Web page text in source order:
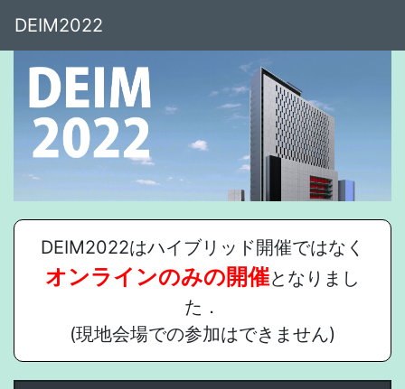
DEIM2022
DEIM2022はハイブリッド開催ではなく
オンラインのみの開催となりまし
た．
(現地会場での参加はできません)